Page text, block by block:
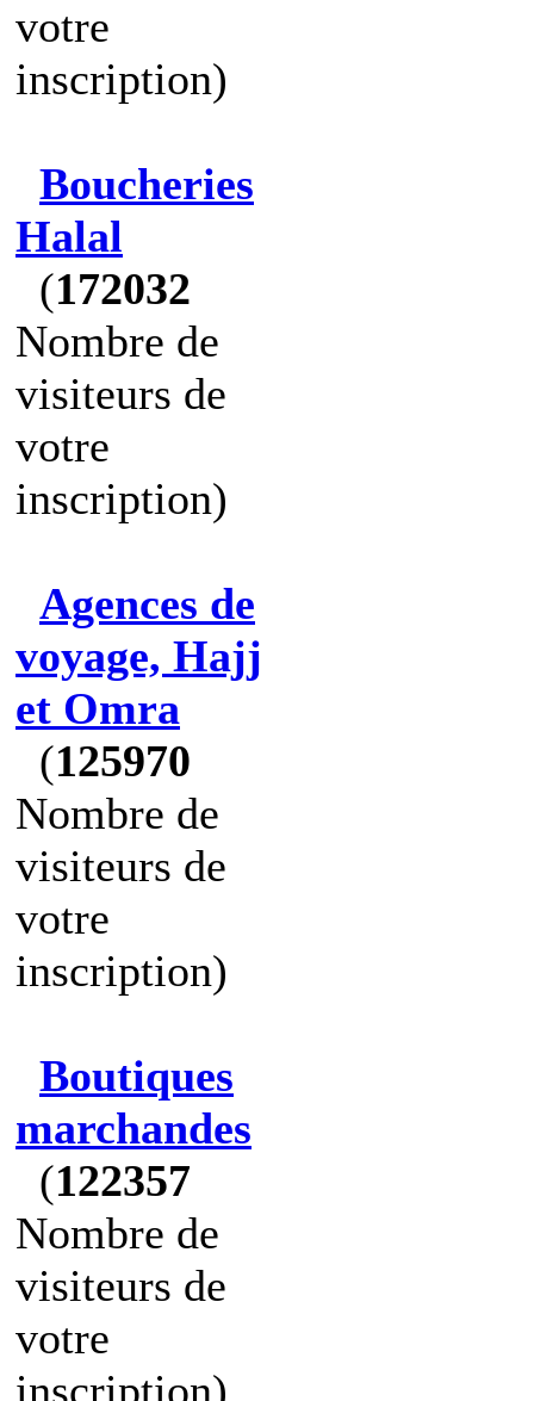
votre
inscription)
Boucheries
Halal
(172032
Nombre de
visiteurs de
votre
inscription)
Agences de
voyage, Hajj
et Omra
(125970
Nombre de
visiteurs de
votre
inscription)
Boutiques
marchandes
(122357
Nombre de
visiteurs de
votre
inscription)